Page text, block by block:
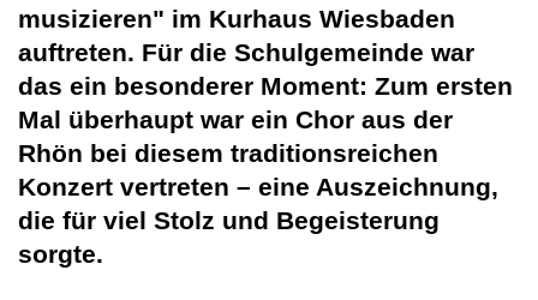
musizieren" im Kurhaus Wiesbaden
auftreten. Für die Schulgemeinde war
das ein besonderer Moment: Zum ersten
Mal überhaupt war ein Chor aus der
Rhön bei diesem traditionsreichen
Konzert vertreten – eine Auszeichnung,
die für viel Stolz und Begeisterung
sorgte.